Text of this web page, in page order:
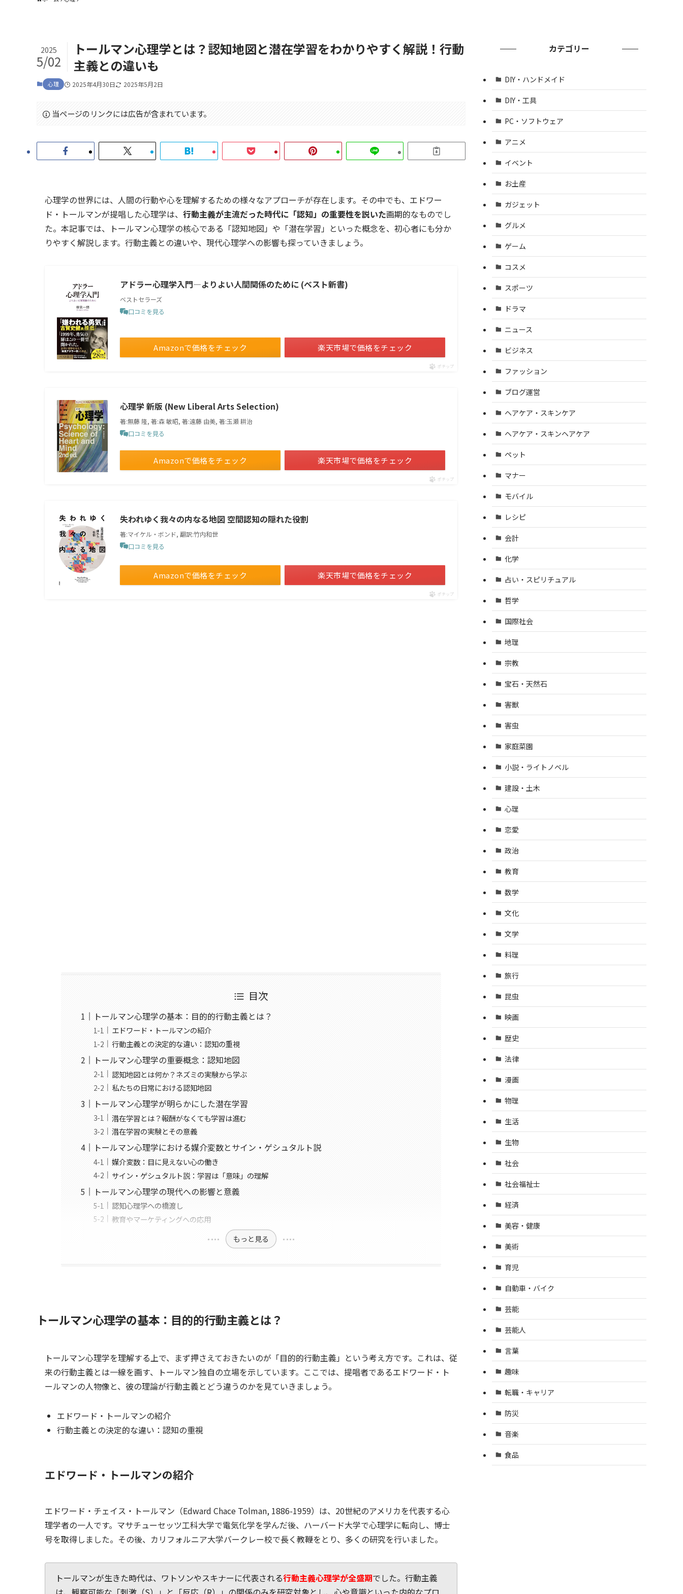
トールマン心理学とは？認知地図と潜在学習をわかりやすく解説！行動
主義との違いも
2025
5/02
心理 2025年4月30日 2025年5月2日
当ページのリンクには広告が含まれています。
心理学の世界には、人間の行動や心を理解するための様々なアプローチが存在します。その中でも、エドワー
ド・トールマンが提唱した心理学は、 行動主義が主流だった時代に「認知」の重要性を説いた画期的なものでし
た。本記事では、トールマン心理学の核心である「認知地図」や「潜在学習」といった概念を、初心者にも分か
りやすく解説します。行動主義との違いや、現代心理学への影響も探っていきましょう。
アドラー心理学入門―よりよい人間関係のために (ベスト新書)
ベストセラーズ
口コミを見る
Amazonで価格をチェック 楽天市場で価格をチェック
ポチップ
心理学 新版 (New Liberal Arts Selection)
著:無藤 隆, 著:森 敏昭, 著:遠藤 由美, 著:玉瀬 耕治
口コミを見る
Amazonで価格をチェック 楽天市場で価格をチェック
ポチップ
失われゆく我々の内なる地図 空間認知の隠れた役割
著:マイケル・ボンド, 翻訳:竹内和世
口コミを見る
Amazonで価格をチェック 楽天市場で価格をチェック
ポチップ
目次
トールマン心理学の基本：目的的行動主義とは？
エドワード・トールマンの紹介
行動主義との決定的な違い：認知の重視
トールマン心理学の重要概念：認知地図
認知地図とは何か？ネズミの実験から学ぶ
私たちの日常における認知地図
トールマン心理学が明らかにした潜在学習
潜在学習とは？報酬がなくても学習は進む
潜在学習の実験とその意義
トールマン心理学における媒介変数とサイン・ゲシュタルト説
媒介変数：目に見えない心の働き
サイン・ゲシュタルト説：学習は「意味」の理解
トールマン心理学の現代への影響と意義
認知心理学への橋渡し
教育やマーケティングへの応用
もっと見る
トールマン心理学の基本：目的的行動主義とは？
トールマン心理学を理解する上で、まず押さえておきたいのが「目的的行動主義」という考え方です。これは、従
来の行動主義とは一線を画す、トールマン独自の立場を示しています。ここでは、提唱者であるエドワード・ト
ールマンの人物像と、彼の理論が行動主義とどう違うのかを見ていきましょう。
エドワード・トールマンの紹介
行動主義との決定的な違い：認知の重視
エドワード・トールマンの紹介
エドワード・チェイス・トールマン（Edward Chace Tolman, 1886-1959）は、20世紀のアメリカを代表する心
理学者の一人です。マサチューセッツ工科大学で電気化学を学んだ後、ハーバード大学で心理学に転向し、博士
号を取得しました。その後、カリフォルニア大学バークレー校で長く教鞭をとり、多くの研究を行いました。
トールマンが生きた時代は、ワトソンやスキナーに代表される行動主義心理学が全盛期でした。行動主義
カテゴリー
DIY・ハンドメイド
DIY・工具
PC・ソフトウェア
アニメ
イベント
お土産
ガジェット
グルメ
ゲーム
コスメ
スポーツ
ドラマ
ニュース
ビジネス
ファッション
ブログ運営
ヘアケア・スキンケア
ヘアケア・スキンヘアケア
ペット
マナー
モバイル
レシピ
会計
化学
占い・スピリチュアル
哲学
国際社会
地理
宗教
宝石・天然石
害獣
害虫
家庭菜園
小説・ライトノベル
建設・土木
心理
恋愛
政治
教育
数学
文化
文学
料理
旅行
昆虫
映画
歴史
法律
漫画
物理
生活
生物
社会
社会福祉士
経済
美容・健康
美術
育児
自動車・バイク
芸能
芸能人
言葉
趣味
転職・キャリア
防災
音楽
食品